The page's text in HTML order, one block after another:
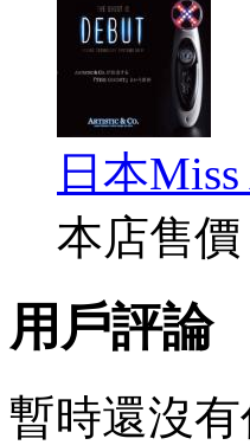
日本
本店售價
用戶評論
暫時還沒